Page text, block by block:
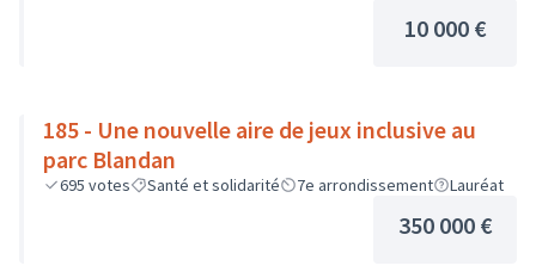
10 000 €
185 - Une nouvelle aire de jeux inclusive au
parc Blandan
695 votes Santé et solidarité 7e arrondissement Lauréat
350 000 €